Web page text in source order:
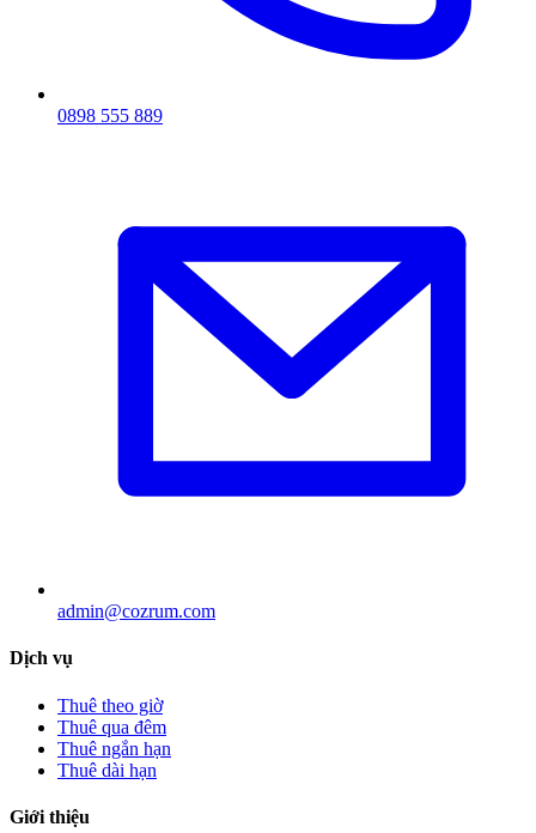
0898 555 889
admin@cozrum.com
Dịch vụ
Thuê theo giờ
Thuê qua đêm
Thuê ngắn hạn
Thuê dài hạn
Giới thiệu